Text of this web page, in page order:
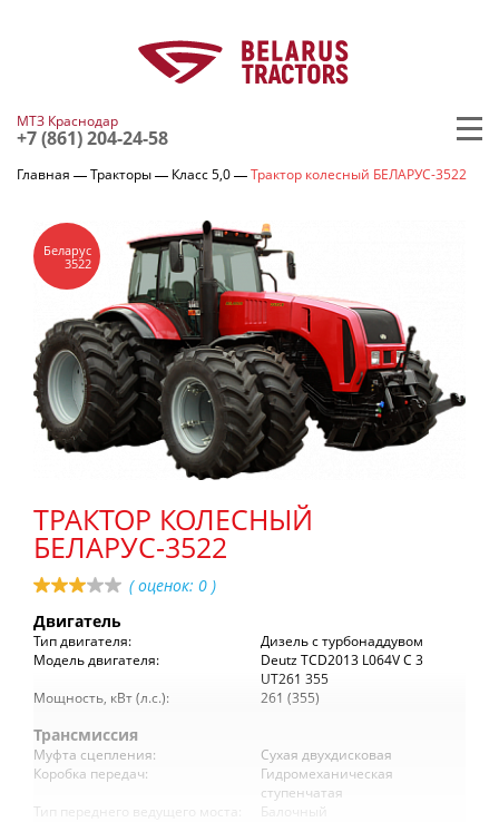
МТЗ Краснодар
+7 (861) 204-24-58
Главная Тракторы Класс 5,0 Трактор колесный БЕЛАРУС-3522
Беларус
3522
ТРАКТОР КОЛЕСНЫЙ
БЕЛАРУС-3522
( оценок: 0 )
Двигатель
Тип двигателя:
Дизель с турбонаддувом
Модель двигателя:
Deutz TCD2013 L064V C 3
UT261 355
Мощность, кВт (л.с.):
261 (355)
Трансмиссия
Муфта сцепления:
Сухая двухдисковая
Коробка передач:
Гидромеханическая
ступенчатая
Тип переднего ведущего моста:
Балочный